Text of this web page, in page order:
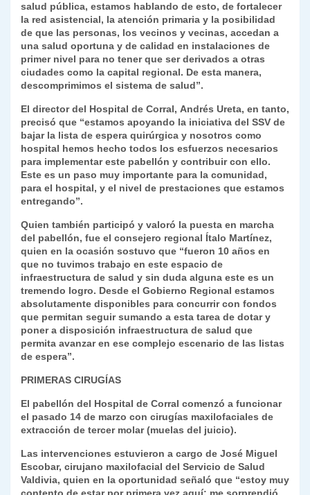
salud pública, estamos hablando de esto, de fortalecer
la red asistencial, la atención primaria y la posibilidad
de que las personas, los vecinos y vecinas, accedan a
una salud oportuna y de calidad en instalaciones de
primer nivel para no tener que ser derivados a otras
ciudades como la capital regional. De esta manera,
descomprimimos el sistema de salud”.
El director del Hospital de Corral, Andrés Ureta, en tanto,
precisó que “estamos apoyando la iniciativa del SSV de
bajar la lista de espera quirúrgica y nosotros como
hospital hemos hecho todos los esfuerzos necesarios
para implementar este pabellón y contribuir con ello.
Este es un paso muy importante para la comunidad,
para el hospital, y el nivel de prestaciones que estamos
entregando”.
Quien también participó y valoró la puesta en marcha
del pabellón, fue el consejero regional Ítalo Martínez,
quien en la ocasión sostuvo que “fueron 10 años en
que no tuvimos trabajo en este espacio de
infraestructura de salud y sin duda alguna este es un
tremendo logro. Desde el Gobierno Regional estamos
absolutamente disponibles para concurrir con fondos
que permitan seguir sumando a esta tarea de dotar y
poner a disposición infraestructura de salud que
permita avanzar en ese complejo escenario de las listas
de espera”.
PRIMERAS CIRUGÍAS
El pabellón del Hospital de Corral comenzó a funcionar
el pasado 14 de marzo con cirugías maxilofaciales de
extracción de tercer molar (muelas del juicio).
Las intervenciones estuvieron a cargo de José Miguel
Escobar, cirujano maxilofacial del Servicio de Salud
Valdivia, quien en la oportunidad señaló que “estoy muy